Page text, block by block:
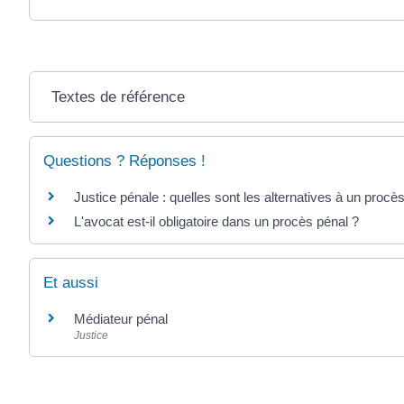
Textes de référence
Questions ? Réponses !
Justice pénale : quelles sont les alternatives à un
L'avocat est-il obligatoire dans un procès pénal ?
Et aussi
Médiateur pénal
Justice